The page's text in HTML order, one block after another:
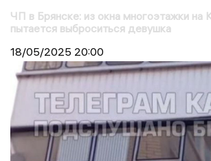
ЧП в Брянске: из окна многоэтажки на
пытается выброситься девушка
18/05/2025 20:00